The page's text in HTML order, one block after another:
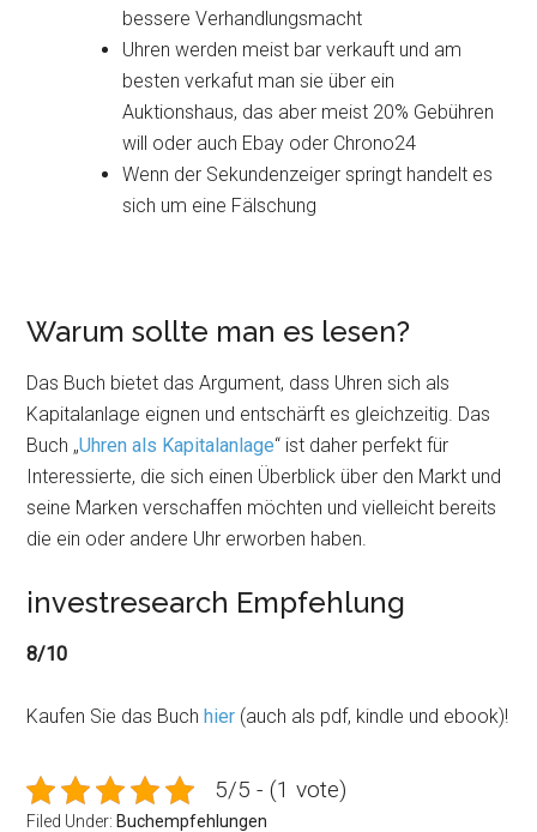
bessere Verhandlungsmacht
Uhren werden meist bar verkauft und am
besten verkafut man sie über ein
Auktionshaus, das aber meist 20% Gebühren
will oder auch Ebay oder Chrono24
Wenn der Sekundenzeiger springt handelt es
sich um eine Fälschung
Warum sollte man es lesen?
Das Buch bietet das Argument, dass Uhren sich als
Kapitalanlage eignen und entschärft es gleichzeitig. Das
Buch „Uhren als Kapitalanlage“ ist daher perfekt für
Interessierte, die sich einen Überblick über den Markt und
seine Marken verschaffen möchten und vielleicht bereits
die ein oder andere Uhr erworben haben.
investresearch Empfehlung
8/10
Kaufen Sie das Buchhier (auch als pdf, kindle und ebook)!
5/5 - (1 vote)
Filed Under: Buchempfehlungen